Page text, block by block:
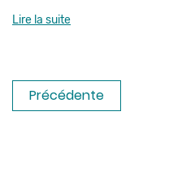
Lire la suite
Précédente